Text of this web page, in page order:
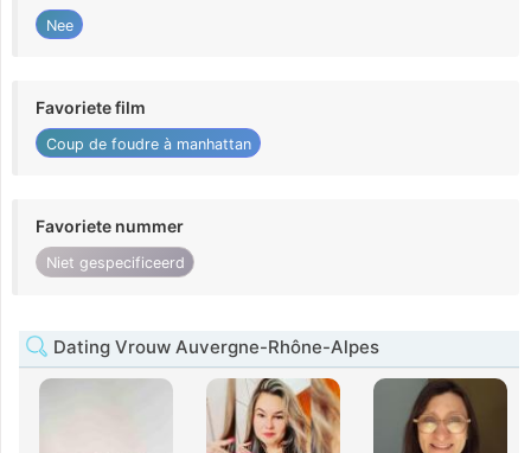
Nee
Favoriete film
Coup de foudre à manhattan
Favoriete nummer
Niet gespecificeerd
Dating Vrouw Auvergne-Rhône-Alpes